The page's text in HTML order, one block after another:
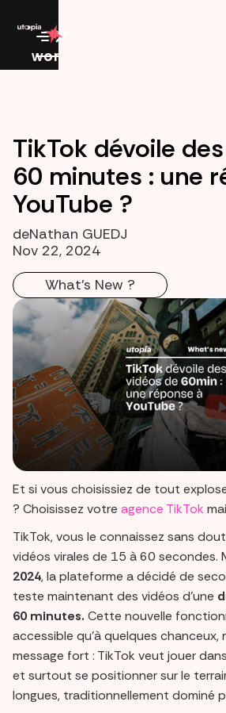
work
TikTok dévoile
60 minutes : une
YouTube ?
deNathan GUEDJ
Nov 22, 2024
What's New ?
Et si vous choisissiez de tout
? Choisissez votre agence TikTok
TikTok, vous le connaissez sans
vidéos virales de 15 à 60 secondes.
2024, la plateforme a décidé de
teste maintenant des vidéos d'une
60 minutes. Cette nouvelle
accessible qu’à quelques chanceux,
message fort : TikTok veut jouer
et surtout se positionner sur le
longues, traditionnellement dominé